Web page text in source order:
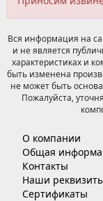
Вся информация на
и не является
характеристиках и
быть изменена
не может быть
Пожалуйста,
О компании
Общая
Контакты
Наши
Сертификаты